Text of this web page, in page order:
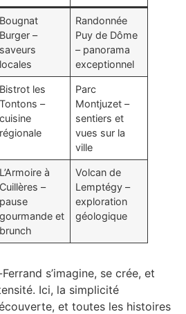
Bougnat
Burger –
saveurs
locales
Randonnée
Puy de Dôme
– panorama
exceptionnel
Bistrot les
Tontons –
cuisine
régionale
Parc
Montjuzet –
sentiers et
vues sur la
ville
L’Armoire à
Cuillères –
pause
gourmande et
brunch
Volcan de
Lemptégy –
exploration
géologique
s’imagine, se crée, et
Ici, la simplicité
et toutes les histoires